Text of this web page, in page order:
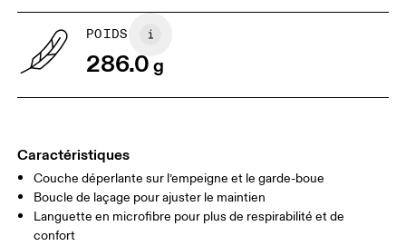
Glisser horizontalement pour en savoir plus
POIDS
286.0g
Caractéristiques
Couche déperlante sur l’empeigne et le garde-boue
Boucle de laçage pour ajuster le maintien
Languette en microfibre pour plus de respirabilité et de
confort